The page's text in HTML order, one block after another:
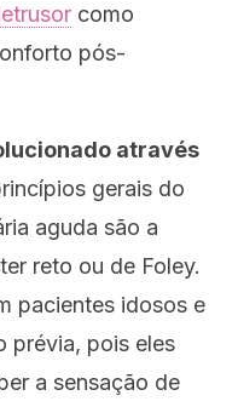
como
pós-
através
gerais do
aguda são a
reto ou de Foley.
pacientes idosos e
prévia, pois eles
a sensação de